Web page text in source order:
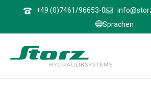
+49 (0)7461/96653-0
Sprachen